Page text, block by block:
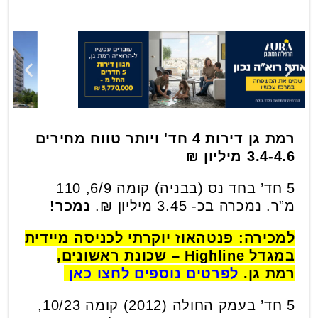
רמת גן דירות 4 חד' ויותר טווח מחירים
3.4-4.6 מיליון ₪
5 חד’ בחד נס (בבניה) קומה 6/9, 110
מ”ר. נמכרה בכ- 3.45 מיליון ₪.
נמכר!
למכירה: פנטהאוז יוקרתי לכניסה מיידית
במגדל Highline – שכונת ראשונים,
רמת גן. לפרטים נוספים לחצו כאן
5 חד’ בעמק החולה (2012) קומה 10/23,